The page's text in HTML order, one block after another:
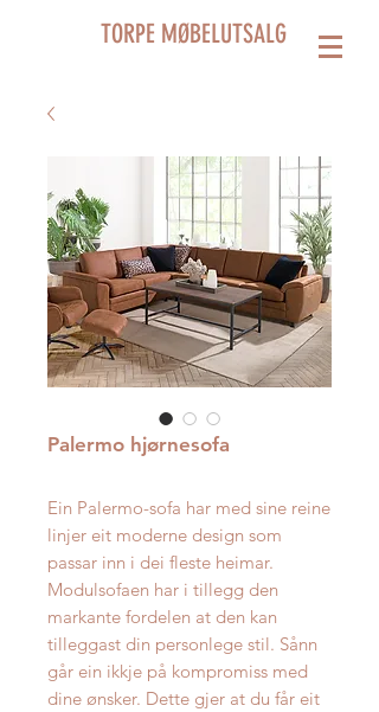
TORPE MØBELUTSALG
Palermo hjørnesofa
Ein Palermo-sofa har med sine reine
linjer eit moderne design som
passar inn i dei fleste heimar.
Modulsofaen har i tillegg den
markante fordelen at den kan
tilleggast din personlege stil. Sånn
går ein ikkje på kompromiss med
dine ønsker. Dette gjer at du får eit